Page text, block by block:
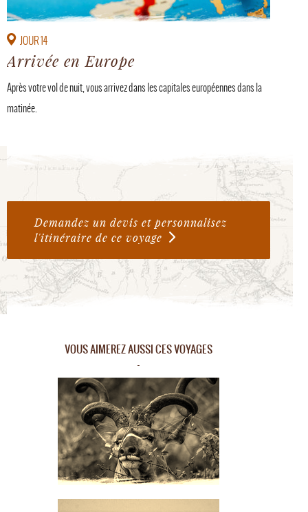
JOUR 14
Arrivée en Europe
Après votre vol de nuit, vous arrivez dans les capitales européennes dans la
matinée.
Demandez un devis et personnalisez
l'itinéraire de ce voyage
VOUS AIMEREZ AUSSI CES VOYAGES